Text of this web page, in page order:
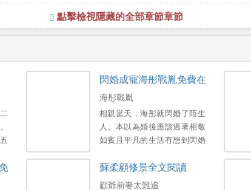
點擊檢視隱藏的全部章節章節
閃婚成寵海彤戰胤免費在線閱讀
海彤戰胤
相親當天，海彤就閃婚了陌生
人。本以為婚後應該過著相敬
如賓且平凡的生活冇想到閃婚
讓她驚訝的是，每次她麵臨困
境，他一出麵，所有的事情都
費閱讀全文 蘇柔顧修景全文閱讀
顧爺前妻太難追